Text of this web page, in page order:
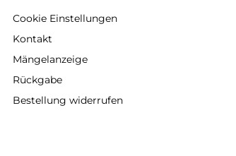
Cookie Einstellungen
Kontakt
Mängelanzeige
Rückgabe
Bestellung widerrufen